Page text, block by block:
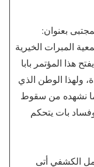
بعنوان:
المبرات الخيرية
هذا المؤتمر بابا
ولهذا الوطن الذي
نشهده من سقوط
وفساد بات يتحكم
الكشفي أتى